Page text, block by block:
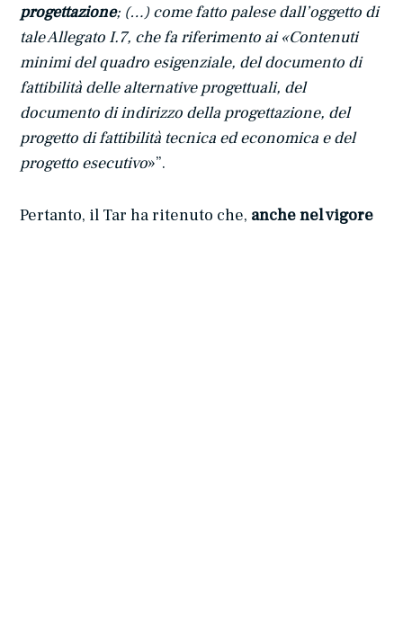
progettazione; (…) come fatto palese dall’oggetto di
tale Allegato I.7, che fa riferimento ai «Contenuti
minimi del quadro esigenziale, del documento di
fattibilità delle alternative progettuali, del
documento di indirizzo della progettazione, del
progetto di fattibilità tecnica ed economica e del
progetto esecutivo»”.
Pertanto, il Tar ha ritenuto che, anche nel vigore